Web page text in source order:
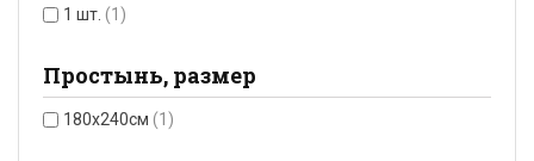
1 шт. (1)
Простынь, размер
180x240см (1)